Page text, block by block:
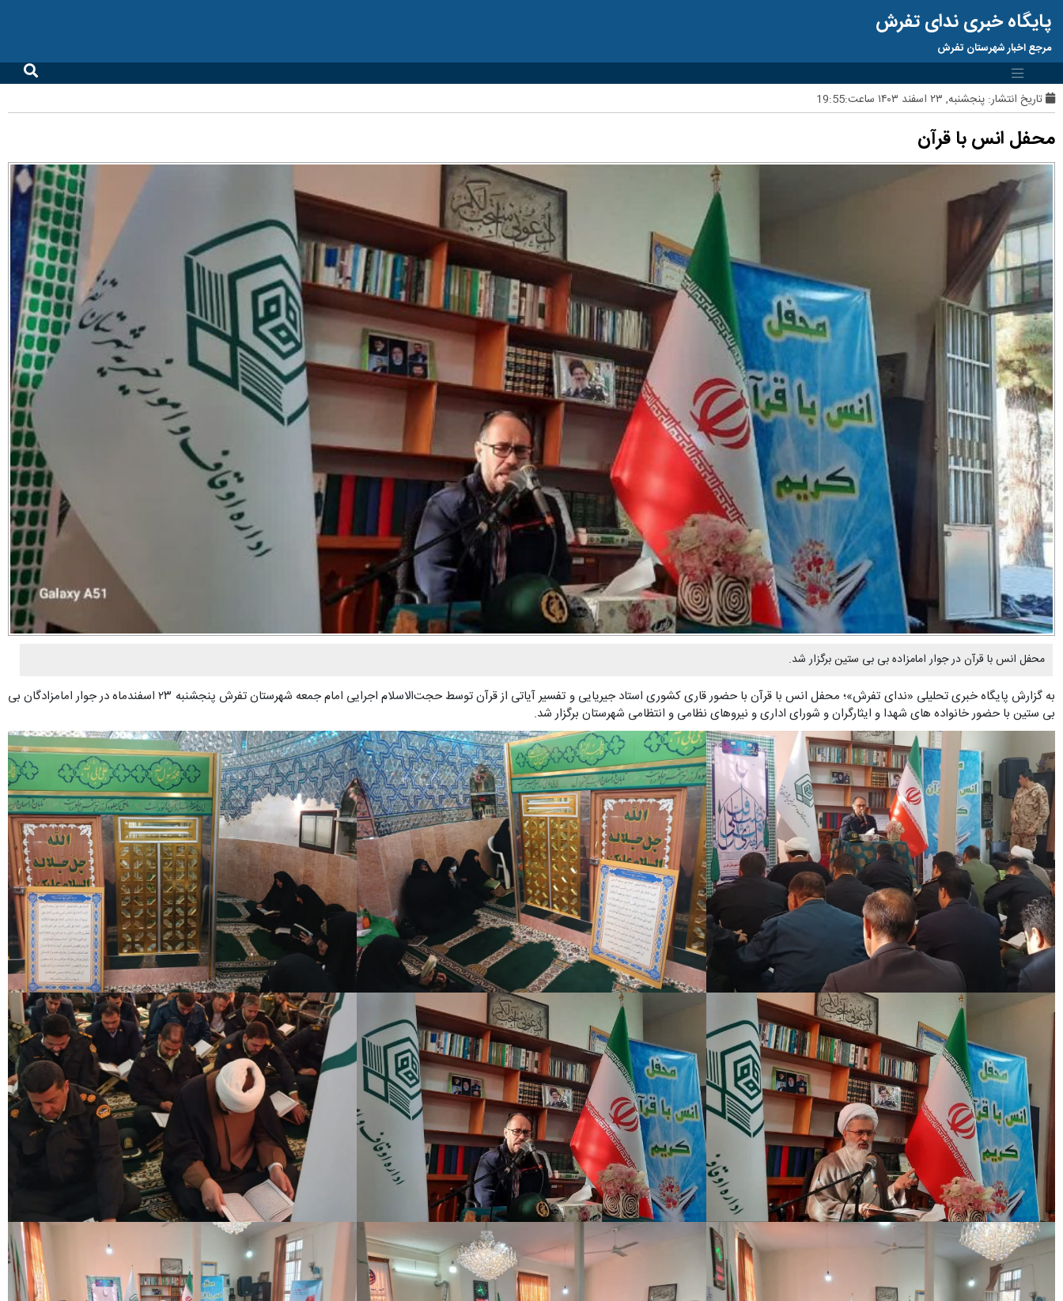
پایگاه خبری ندای تفرش
مرجع اخبار شهرستان تفرش
تاریخ انتشار: پنجشنبه, ۲۳ اسفند ۱۴۰۳ ساعت:19:55
محفل انس با قرآن
محفل انس با قرآن در جوار امامزاده بی بی ستین برگزار شد.
به گزارش پایگاه خبری تحلیلی «ندای تفرش»؛ محفل انس با قرآن با حضور قاری کشوری استاد جیریایی و تفسیر آیاتی از قرآن توسط حجت‌الاسلام اجرایی امام جمعه شهرستان تفرش پنجشنبه ۲۳ اسفندماه در جوار امامزادگان بی
بی ستین با حضور خانواده های شهدا و ایثارگران و شورای اداری و نیروهای نظامی و انتظامی شهرستان برگزار شد.